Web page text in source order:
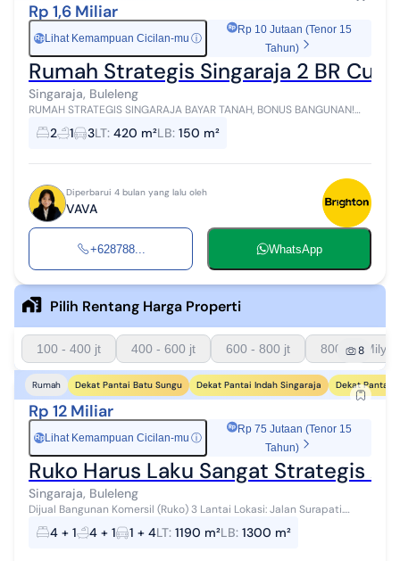
Rp 1,6 Miliar
Rp Lihat Kemampuan Cicilan-mu ⓘ
Rp 10 Jutaan (Tenor 15
Tahun)
Rumah Strategis Singaraja 2 BR
Singaraja, Buleleng
RUMAH STRATEGIS SINGARAJA BAYAR TANAH, BONUS BANGUNAN!
Lagi cari properti di lokasi berkembang dengan potensi cuan? Ini
jawabannya! Rumah ini bera...
2 1 3LT: 420 m²LB: 150 m²
Diperbarui 4 bulan yang lalu oleh
VAVA
+628788... WhatsApp
Pilih Rentang Harga Properti
100 - 400 jt 400 - 600 jt 600 - 800 jt 800 - 1 Milyar
8
Rumah Dekat Pantai Batu Sungu Dekat Pantai Indah Singaraja Dekat Pantai
Rp 12 Miliar
Rp Lihat Kemampuan Cicilan-mu ⓘ
Rp 75 Jutaan (Tenor 15
Tahun)
Ruko Harus Laku Sangat Strategis
Singaraja, Buleleng
Dijual Bangunan Komersil (Ruko) 3 Lantai Lokasi: Jalan Surapati.
Singaraja, Bali (Lokasi di pinggir Jalan Raya Utama. Lokasi sangat
strategis dan ...
4 + 1 4 + 1 1 + 4LT: 1190 m²LB: 1300 m²